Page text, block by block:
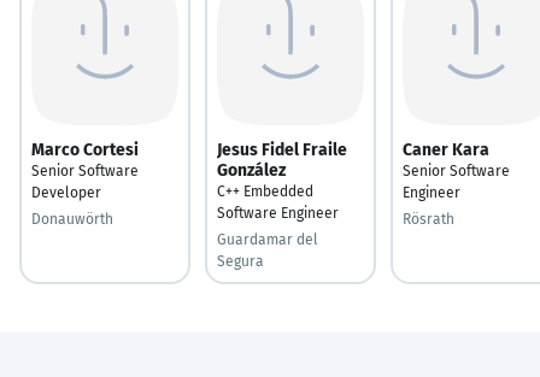
Marco Cortesi
Senior Software
Developer
Donauwörth
Jesus Fidel Fraile
González
C++ Embedded
Software Engineer
Guardamar del
Segura
Caner Kara
Senior Software
Engineer
Rösrath